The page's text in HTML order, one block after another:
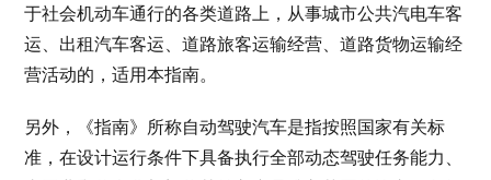
于社会机动车通行的各类道路上，从事城市公共汽电车客
运、出租汽车客运、道路旅客运输经营、道路货物运输经
营活动的，适用本指南。
另外，《指南》所称自动驾驶汽车是指按照国家有关标
准，在设计运行条件下具备执行全部动态驾驶任务能力、